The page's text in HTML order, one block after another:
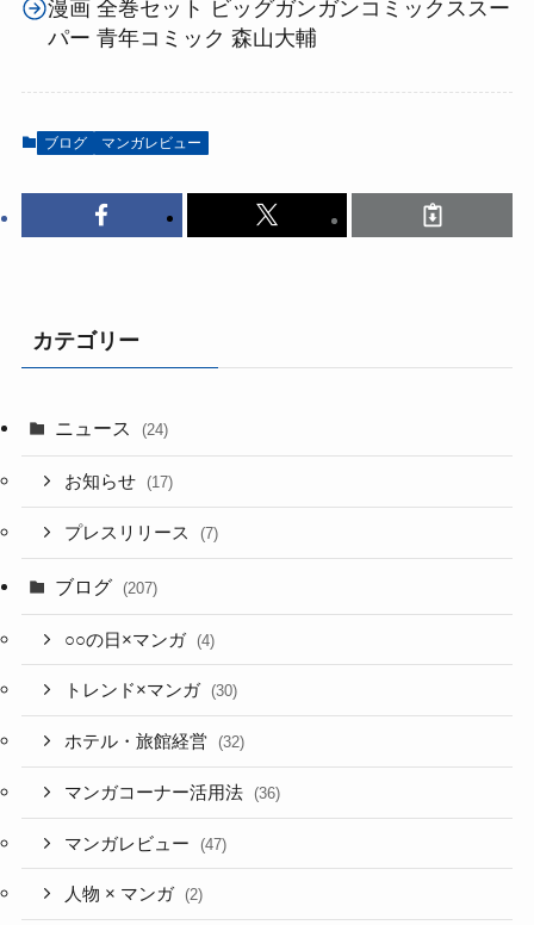
漫画 全巻セット ビッグガンガンコミックススー
パー 青年コミック 森山大輔
ブログ マンガレビュー
カテゴリー
ニュース (24)
お知らせ (17)
プレスリリース (7)
ブログ (207)
○○の日×マンガ (4)
トレンド×マンガ (30)
ホテル・旅館経営 (32)
マンガコーナー活用法 (36)
マンガレビュー (47)
人物 × マンガ (2)